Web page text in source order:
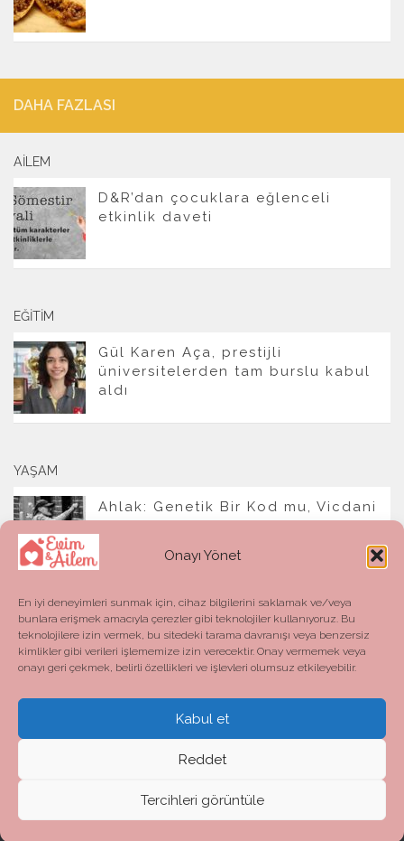
Onayı Yönet
En iyi deneyimleri sunmak için, cihaz bilgilerini saklamak ve/veya
bunlara erişmek amacıyla çerezler gibi teknolojiler kullanıyoruz. Bu
teknolojilere izin vermek, bu sitedeki tarama davranışı veya benzersiz
kimlikler gibi verileri işlememize izin verecektir. Onay vermemek veya
onayı geri çekmek, belirli özellikleri ve işlevleri olumsuz etkileyebilir.
Kabul et
Reddet
Tercihleri görüntüle
DAHA FAZLASI
AILEM
D&R’dan çocuklara eğlenceli
etkinlik daveti
EĞITIM
Gül Karen Aça, prestijli
üniversitelerden tam burslu kabul
aldı
YAŞAM
Ahlak: Genetik Bir Kod mu, Vicdani
Bir Refleks mi?
Evim ve Ailem © 2026. All Rights Reserved.